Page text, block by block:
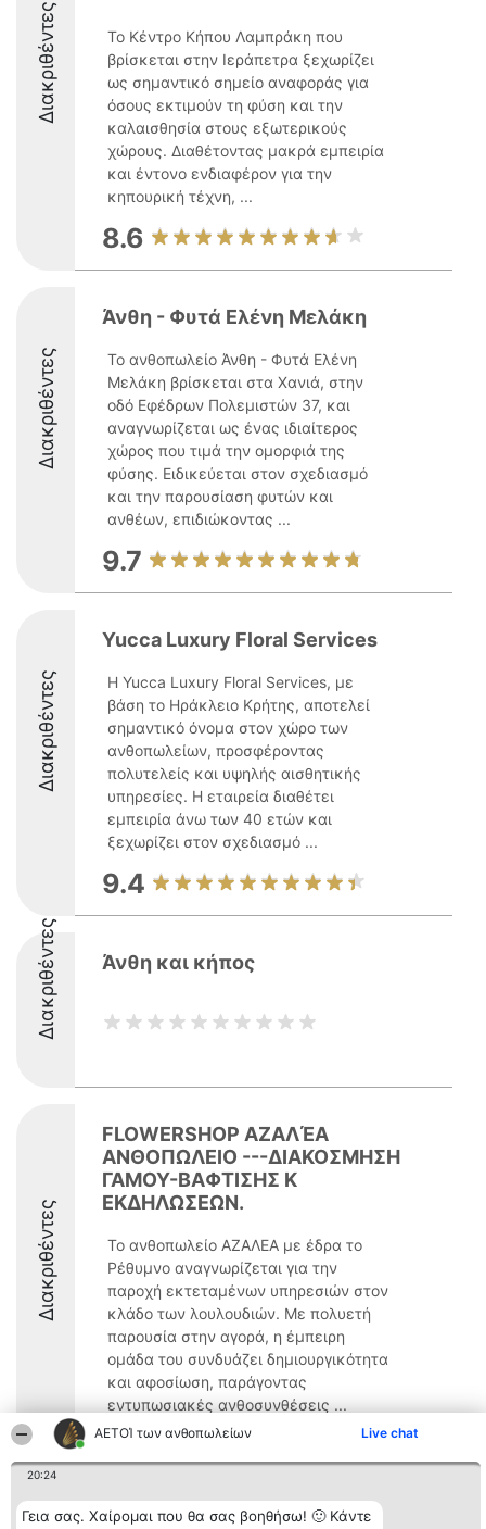
ΑΕΤΟΊ των ανθοπωλείων Live chat
20:24
Γεια σας. Χαίρομαι που θα σας βοηθήσω! 🙂 Κάντε
Διακριθέντες
Το Κέντρο Κήπου Λαμπράκη που
βρίσκεται στην Ιεράπετρα ξεχωρίζει
ως σημαντικό σημείο αναφοράς για
όσους εκτιμούν τη φύση και την
καλαισθησία στους εξωτερικούς
χώρους. Διαθέτοντας μακρά εμπειρία
και έντονο ενδιαφέρον για την
κηπουρική τέχνη, ...
8.6
Διακριθέντες
Άνθη - Φυτά Ελένη Μελάκη
Το ανθοπωλείο Άνθη - Φυτά Ελένη
Μελάκη βρίσκεται στα Χανιά, στην
οδό Εφέδρων Πολεμιστών 37, και
αναγνωρίζεται ως ένας ιδιαίτερος
χώρος που τιμά την ομορφιά της
φύσης. Ειδικεύεται στον σχεδιασμό
και την παρουσίαση φυτών και
ανθέων, επιδιώκοντας ...
9.7
Διακριθέντες
Yucca Luxury Floral Services
Η Yucca Luxury Floral Services, με
βάση το Ηράκλειο Κρήτης, αποτελεί
σημαντικό όνομα στον χώρο των
ανθοπωλείων, προσφέροντας
πολυτελείς και υψηλής αισθητικής
υπηρεσίες. Η εταιρεία διαθέτει
εμπειρία άνω των 40 ετών και
ξεχωρίζει στον σχεδιασμό ...
9.4
Διακριθέντες Άνθη και κήπος
Διακριθέντες
FLOWERSHOP ΑΖΑΛΈΑ
ΑΝΘΟΠΩΛΕΙΟ ---ΔΙΑΚΟΣΜΗΣΗ
ΓΑΜΟΥ-ΒΑΦΤΙΣΗΣ Κ
ΕΚΔΗΛΩΣΕΩΝ.
Το ανθοπωλείο ΑΖΑΛΕΑ με έδρα το
Ρέθυμνο αναγνωρίζεται για την
παροχή εκτεταμένων υπηρεσιών στον
κλάδο των λουλουδιών. Με πολυετή
παρουσία στην αγορά, η έμπειρη
ομάδα του συνδυάζει δημιουργικότητα
και αφοσίωση, παράγοντας
εντυπωσιακές ανθοσυνθέσεις ...
9.8
Διοργανωτής της Κατάταξη Επικοινωνία